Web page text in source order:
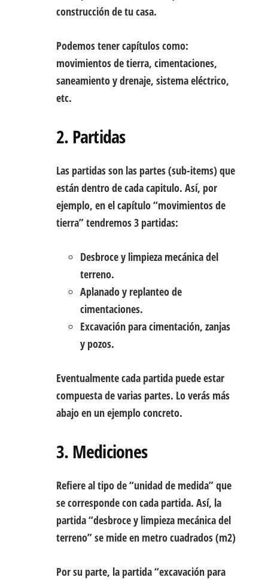
construcción de tu casa.
Podemos tener capítulos como:
movimientos de tierra, cimentaciones,
saneamiento y drenaje, sistema eléctrico,
etc.
2. Partidas
Las partidas son las partes (sub-items) que
están dentro de cada capitulo. Así, por
ejemplo, en el capítulo “movimientos de
tierra” tendremos 3 partidas:
Desbroce y limpieza mecánica del
terreno.
Aplanado y replanteo de
cimentaciones.
Excavación para cimentación, zanjas
y pozos.
Eventualmente cada partida puede estar
compuesta de varias partes. Lo verás más
abajo en un ejemplo concreto.
3. Mediciones
Refiere al tipo de “unidad de medida” que
se corresponde con cada partida. Así, la
partida “desbroce y limpieza mecánica del
terreno” se mide en metro cuadrados (m2)
Por su parte, la partida “excavación para